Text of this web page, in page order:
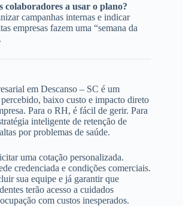
colaboradores a usar o plano?
campanhas internas e indicar
empresas fazem uma “semana da
em Descanso – SC é um
baixo custo e impacto direto
Para o RH, é fácil de gerir. Para
inteligente de retenção de
por problemas de saúde.
uma cotação personalizada.
credenciada e condições comerciais.
sua equipe e já garantir que
terão acesso a cuidados
com custos inesperados.